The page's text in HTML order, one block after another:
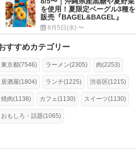
を使用！夏限定ベーグル3種を
販売『BAGEL&BAGEL』
8月5日(水) 〜
すすめカテゴリー
東京都(7546) ラーメン(2305) 肉(2253)
居酒屋(1804) ランチ(1225) 渋谷区(1215)
焼肉(1138) カフェ(1130) スイーツ(1130)
おもしろ・話題(1065)